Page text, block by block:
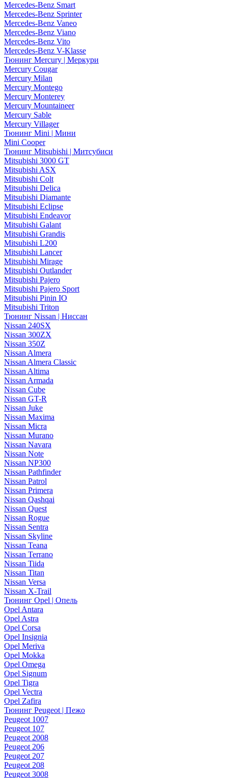
Mercedes-Benz Smart
Mercedes-Benz Sprinter
Mercedes-Benz Vaneo
Mercedes-Benz Viano
Mercedes-Benz Vito
Mercedes-Benz V-Klasse
Тюнинг Mercury | Меркури
Mercury Cougar
Mercury Milan
Mercury Montego
Mercury Monterey
Mercury Mountaineer
Mercury Sable
Mercury Villager
Тюнинг Mini | Мини
Mini Cooper
Тюнинг Mitsubishi | Митсубиси
Mitsubishi 3000 GT
Mitsubishi ASX
Mitsubishi Colt
Mitsubishi Delica
Mitsubishi Diamante
Mitsubishi Eclipse
Mitsubishi Endeavor
Mitsubishi Galant
Mitsubishi Grandis
Mitsubishi L200
Mitsubishi Lancer
Mitsubishi Mirage
Mitsubishi Outlander
Mitsubishi Pajero
Mitsubishi Pajero Sport
Mitsubishi Pinin IO
Mitsubishi Triton
Тюнинг Nissan | Ниссан
Nissan 240SX
Nissan 300ZX
Nissan 350Z
Nissan Almera
Nissan Almera Classic
Nissan Altima
Nissan Armada
Nissan Cube
Nissan GT-R
Nissan Juke
Nissan Maxima
Nissan Micra
Nissan Murano
Nissan Navara
Nissan Note
Nissan NP300
Nissan Pathfinder
Nissan Patrol
Nissan Primera
Nissan Qashqai
Nissan Quest
Nissan Rogue
Nissan Sentra
Nissan Skyline
Nissan Teana
Nissan Terrano
Nissan Tiida
Nissan Titan
Nissan Versa
Nissan X-Trail
Тюнинг Opel | Опель
Opel Antara
Opel Astra
Opel Corsa
Opel Insignia
Opel Meriva
Opel Mokka
Opel Omega
Opel Signum
Opel Tigra
Opel Vectra
Opel Zafira
Тюнинг Peugeot | Пежо
Peugeot 1007
Peugeot 107
Peugeot 2008
Peugeot 206
Peugeot 207
Peugeot 208
Peugeot 3008